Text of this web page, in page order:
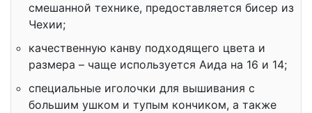
смешанной технике, предоставляется бисер из
Чехии;
качественную канву подходящего цвета и
размера – чаще используется Аида на 16 и 14;
специальные иголочки для вышивания с
большим ушком и тупым кончиком, а также